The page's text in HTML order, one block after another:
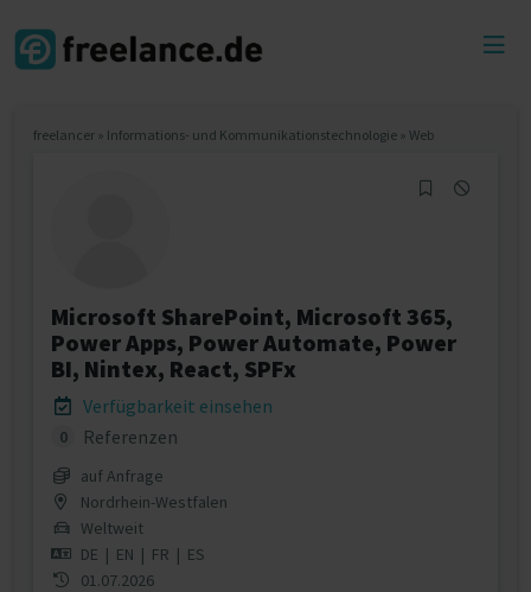
freelancer » Informations- und Kommunikationstechnologie » Web
Microsoft SharePoint, Microsoft 365,
Power Apps, Power Automate, Power
BI, Nintex, React, SPFx
Verfügbarkeit einsehen
0 Referenzen
auf Anfrage
Nordrhein-Westfalen
Weltweit
DE | EN | FR | ES
01.07.2026